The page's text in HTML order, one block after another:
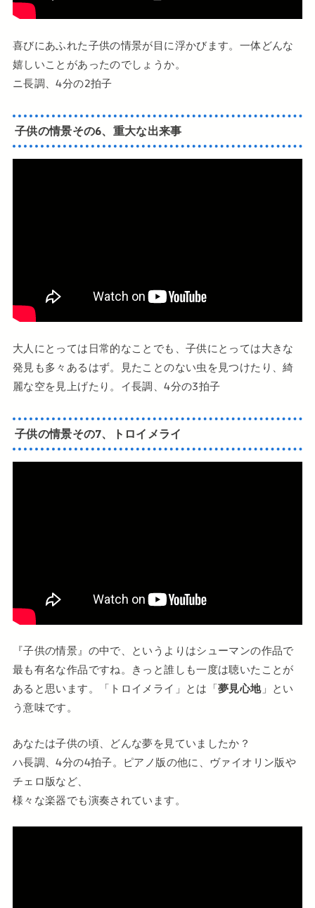
喜びにあふれた子供の情景が目に浮かびます。一体どんな
嬉しいことがあったのでしょうか。
ニ長調、4分の2拍子
子供の情景その6、重大な出来事
大人にとっては日常的なことでも、子供にとっては大きな
発見も多々あるはず。見たことのない虫を見つけたり、綺
麗な空を見上げたり。イ長調、4分の3拍子
子供の情景その7、トロイメライ
『子供の情景』の中で、というよりはシューマンの作品で
最も有名な作品ですね。きっと誰しも一度は聴いたことが
あると思います。「トロイメライ」とは「夢見心地」とい
う意味です。
あなたは子供の頃、どんな夢を見ていましたか？
ハ長調、4分の4拍子。ピアノ版の他に、ヴァイオリン版や
チェロ版など、
様々な楽器でも演奏されています。